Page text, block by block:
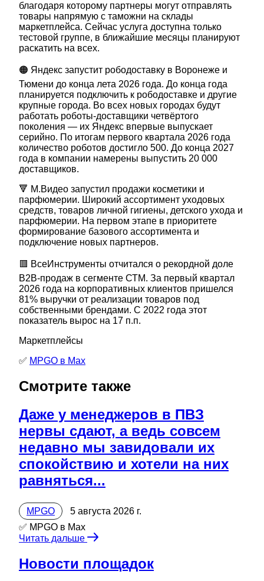
благодаря которому партнеры могут отправлять
товары напрямую с таможни на склады
маркетплейса. Сейчас услуга доступна только
тестовой группе, в ближайшие месяцы планируют
раскатить на всех.
🟠 Яндекс запустит рободоставку в Воронеже и
Тюмени до конца лета 2026 года. До конца года
планируется подключить к рободоставке и другие
крупные города. Во всех новых городах будут
работать роботы-доставщики четвёртого
поколения — их Яндекс впервые выпускает
серийно. По итогам первого квартала 2026 года
количество роботов достигло 500. До конца 2027
года в компании намерены выпустить 20 000
доставщиков.
🔻 М.Видео запустил продажи косметики и
парфюмерии. Широкий ассортимент уходовых
средств, товаров личной гигиены, детского ухода и
парфюмерии. На первом этапе в приоритете
формирование базового ассортимента и
подключение новых партнеров.
🟥 ВсеИнструменты отчитался о рекордной доле
В2В-продаж в сегменте СТМ. За первый квартал
2026 года на корпоративных клиентов пришелся
81% выручки от реализации товаров под
собственными брендами. С 2022 года этот
показатель вырос на 17 п.п.
Маркетплейсы
✅ MPGO в Мах
Смотрите также
Даже у менеджеров в ПВЗ
нервы сдают, а ведь совсем
недавно мы завидовали их
спокойствию и хотели на них
равняться...
MPGO
5 августа 2026 г.
✅ MPGO в Мах
Читать дальше
Новости площадок